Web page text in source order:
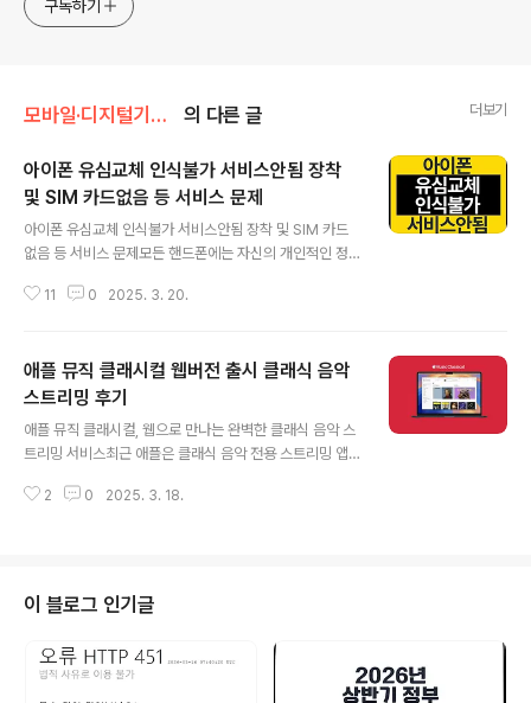
구독하기
모바일·디지털기기/애플·아이폰·Mac 의 다른 글 더보기
아이폰 유심교체 인식불가 서비스안됨 장착
및 SIM 카드없음 등 서비스 문제
아이폰 유심교체 인식불가 서비스안됨 장착 및 SIM 카드
없음 등 서비스 문제모든 핸드폰에는 자신의 개인적인 정
핸드폰을 구입후 장착 후에는 유심교체를 할일이 그리 많
하는 경우가 있습니다.갤럭시나 아이폰 등 핸드폰등을 사
용하다 중고로 아이폰이나 갤럭시등 새롭게 핸드폰을 구입
하게 되면 해당기기에 자신이 사용하던 유심을 새롭게 교
체해야하는데 새 핸드폰이 아닌 기존에 사용하던 중고핸드
있는거 같습니다. 기본적오 유심을 제거하고 장착하는 방
11 0 2025. 3. 20.
애플 뮤직 클래시컬 웹버전 출시 클래식 음악
스트리밍 후기
애플 뮤직 클래시컬, 웹으로 만나는 완벽한 클래식 음악 스
트리밍 서비스최근 애플은 클래식 음악 전용 스트리밍 앱
페이지로도 이용할 수 있다고 밝혔습니다. 덕분에 사용자
은 프란츠 벨저 뫼스트와 클리블랜드 오케스트라가 연주한
줄리어스 이스트만의 교향곡 2번과 차이코프스키 교향곡
2번을 6주 동안 독점 제공한다고 밝혔습니다. 클래식 음악
을 사랑하는 분들에게는 놓칠 수 없는 특별한 기회가 될 것
으로 보입니다.또한, 국내외 최고의 아티스트들과 협업하
2 0 2025. 3. 18.
이 블로그 인기글